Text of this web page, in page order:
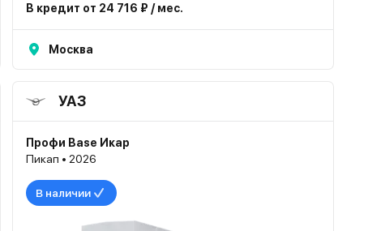
В кредит от 24 716 ₽ / мес.
Москва
УАЗ
Профи Base Икар
Пикап • 2026
В наличии